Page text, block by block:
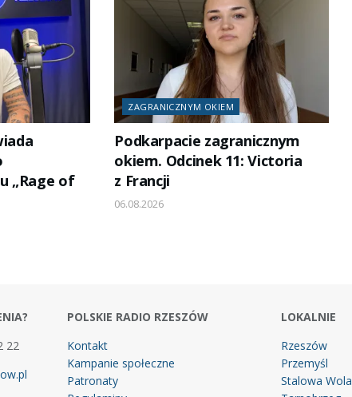
„Rage of
ZAGRANICZNYM OKIEM
Podkarpacie zagranicznym
okiem. Odcinek 11: Victoria
z Francji
06.08.2026
22
POLSKIE RADIO RZESZÓW
Kontakt
Kampanie społeczne
Patronaty
LOKALNIE
Rzeszów
Przemyśl
Stalowa Wola